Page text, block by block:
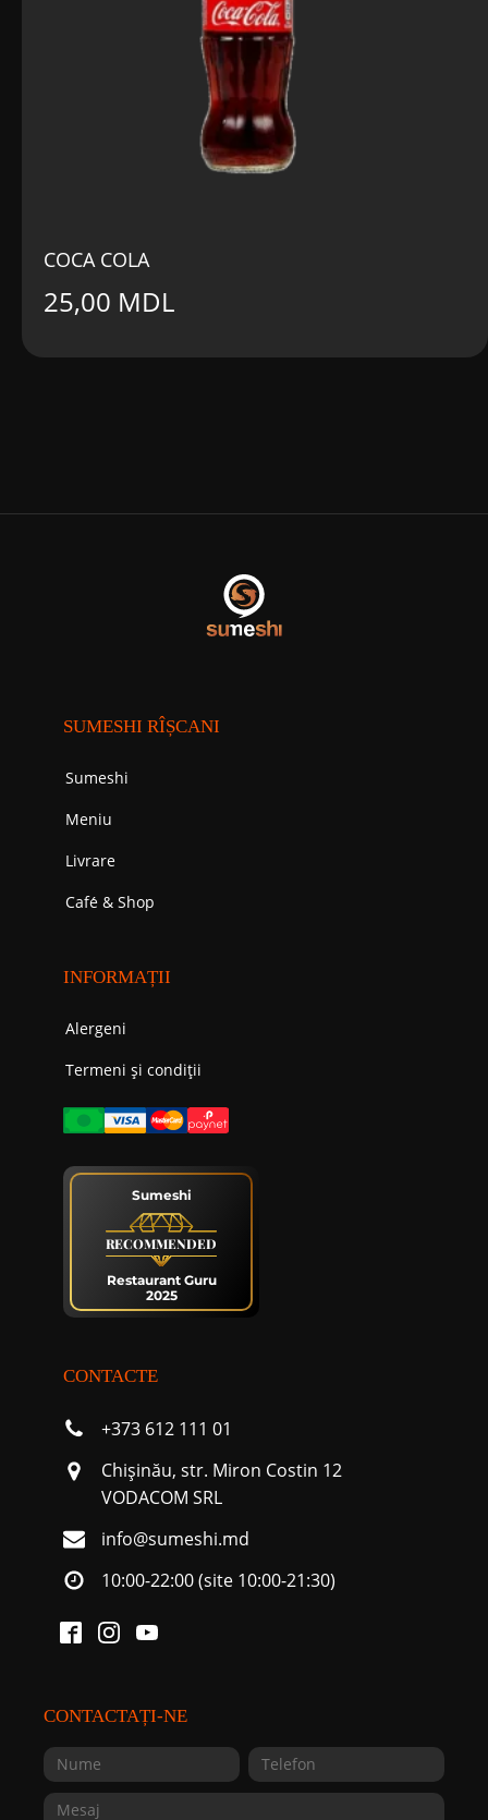
COCA COLA
25,00 MDL
SUMESHI RÎȘCANI
Sumeshi
Meniu
Livrare
Cafе́ & Shop
INFORMAȚII
Alergeni
Termeni și condiții
Sumeshi
RECOMMENDED
Restaurant Guru
2025
CONTACTE
+373 612 111 01
Chişinău, str. Miron Costin 12
VODACOM SRL
info@sumeshi.md
10:00-22:00 (site 10:00-21:30)
CONTACTAȚI-NE